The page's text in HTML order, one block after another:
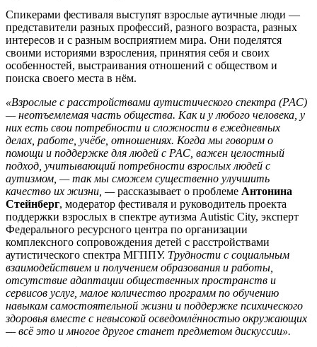
Спикерами фестиваля выступят взрослые аутичные люди —
представители разных профессий, разного возраста, разных
интересов и с разным восприятием мира. Они поделятся
своими историями взросления, принятия себя и своих
особенностей, выстраивания отношений с обществом и
поиска своего места в нём.
«Взрослые с расстройствами аутистического спектра (РАС)
— неотъемлемая часть общества. Как и у любого человека, у
них есть свои потребности и сложности в ежедневных
делах, работе, учёбе, отношениях. Когда мы говорим о
помощи и поддержке для людей с РАС, важен целостный
подход, учитывающий потребности взрослых людей с
аутизмом, — так мы сможем существенно улучшить
качество их жизни, —рассказывает о проблеме Антонина
Стейнберг, модератор фестиваля и руководитель проекта
поддержки взрослых в спектре аутизма Autistic City, эксперт
Федерального ресурсного центра по организации
комплексного сопровождения детей с расстройствами
аутистического спектра МГППУ. Трудности с социальным
взаимодействием и получением образования и работы,
отсутствие адаптации общественных пространств и
сервисов услуг, малое количество программ по обучению
навыкам самостоятельной жизни и поддержке психического
здоровья вместе с невысокой осведомлённостью окружающих
— всё это и многое другое станет предметом дискуссии».